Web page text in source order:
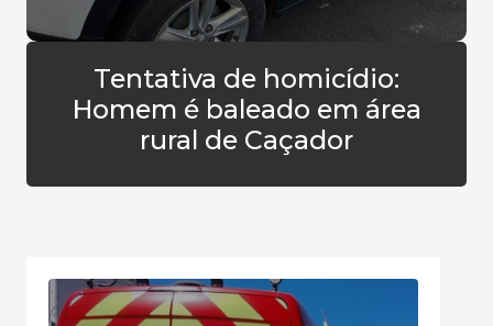
Tentativa de homicídio:
Homem é baleado em área
rural de Caçador